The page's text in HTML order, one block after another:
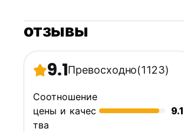
отзывы
9.1Превосходно(1123)
Соотношение
цены и качес
тва
9.1